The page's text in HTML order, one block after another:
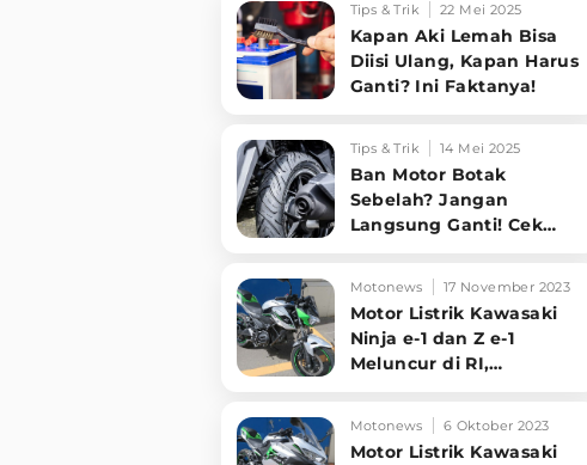
Tips & Trik 22 Mei 2025
Kapan Aki Lemah Bisa
Diisi Ulang, Kapan Harus
Ganti? Ini Faktanya!
Tips & Trik 14 Mei 2025
Ban Motor Botak
Sebelah? Jangan
Langsung Ganti! Cek
Motonews 17 November 2023
Motor Listrik Kawasaki
Ninja e-1 dan Z e-1
Meluncur di RI,
Motonews 6 Oktober 2023
Motor Listrik Kawasaki